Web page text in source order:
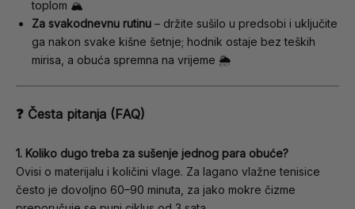
toplom 🏔️
Za svakodnevnu rutinu – držite sušilo u predsobi i uključite
ga nakon svake kišne šetnje; hodnik ostaje bez teških
mirisa, a obuća spremna na vrijeme 🌦️
❓ Česta pitanja (FAQ)
1. Koliko dugo treba za sušenje jednog para obuće?
Ovisi o materijalu i količini vlage. Za lagano vlažne tenisice
često je dovoljno 60–90 minuta, za jako mokre čizme